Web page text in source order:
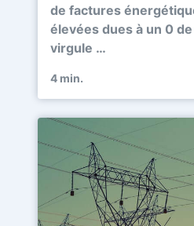
de factures
élevées dues à un 0
virgule …
4 min.